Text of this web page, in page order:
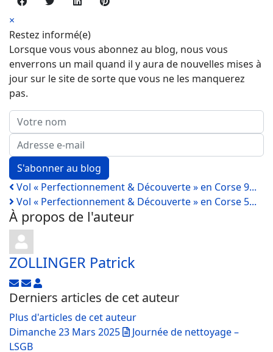
×
Restez informé(e)
Lorsque vous vous abonnez au blog, nous vous
enverrons un mail quand il y aura de nouvelles mises à
jour sur le site de sorte que vous ne les manquerez
pas.
Votre nom
Adresse e-mail
S'abonner au blog
Vol « Perfectionnement & Découverte » en Corse 9...
Vol « Perfectionnement & Découverte » en Corse 5...
À propos de l'auteur
ZOLLINGER Patrick
Suivre ce blogueur
Se désabonner des publications de l'auteur
ZOLLINGER Patrick
Derniers articles de cet auteur
Plus d'articles de cet auteur
Dimanche 23 Mars 2025
Journée de nettoyage –
LSGB